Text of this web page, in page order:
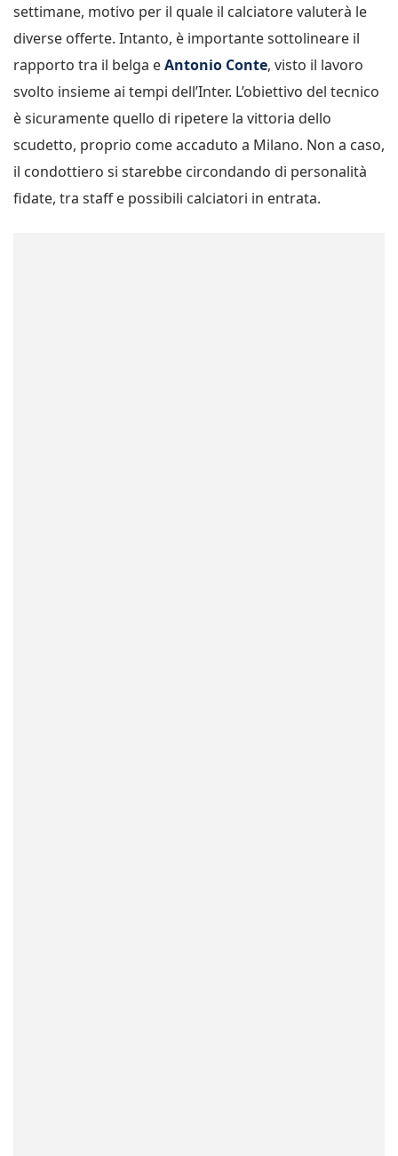
settimane, motivo per il quale il calciatore valuterà le
diverse offerte. Intanto, è importante sottolineare il
rapporto tra il belga eAntonio Conte, visto il lavoro
svolto insieme ai tempi dell’Inter. L’obiettivo del tecnico
è sicuramente quello di ripetere la vittoria dello
scudetto, proprio come accaduto a Milano. Non a caso,
il condottiero si starebbe circondando di personalità
fidate, tra staff e possibili calciatori in entrata.